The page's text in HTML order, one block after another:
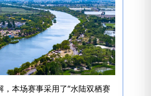
，本场赛事采用了“水陆双栖赛